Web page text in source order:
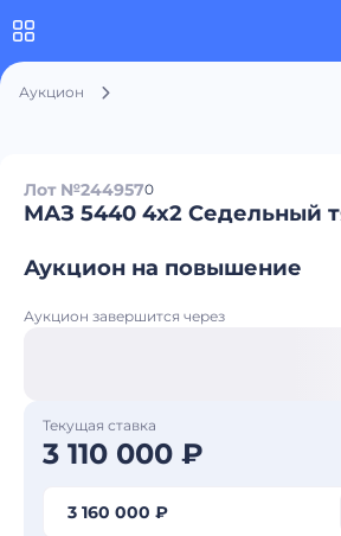
Аукцион
Лот №2449570
МАЗ 5440 4x2 Седельный
Аукцион на повышение
Аукцион завершится через
Текущая ставка
3 110 000 ₽
3 160 000 ₽